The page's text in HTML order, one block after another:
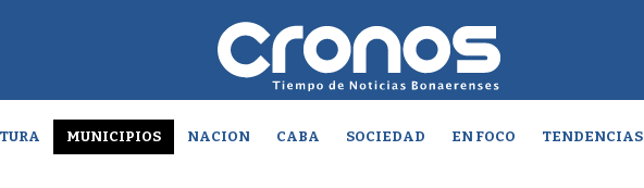
MUNICIPIOS NACION CABA SOCIEDAD EN FOCO TENDENCIAS